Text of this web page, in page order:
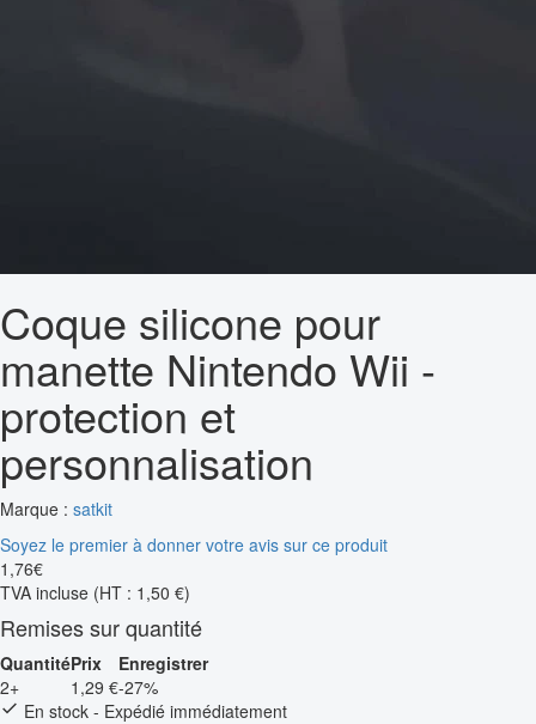
Coque silicone pour
manette Nintendo Wii -
protection et
personnalisation
Marque : satkit
Soyez le premier à donner votre avis sur ce produit
1 ,76€
TVA incluse (HT : 1,50 €)
Remises sur quantité
QuantitéPrix
Enregistrer
2+
1,29 €-27%
En stock - Expédié immédiatement